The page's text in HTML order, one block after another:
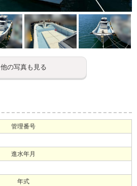
他の写真も見る
管理番号
進水年月
年式